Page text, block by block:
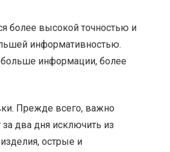
более высокой точностью и
информативностью.
информации, более
Прежде всего, важно
два дня исключить из
острые и